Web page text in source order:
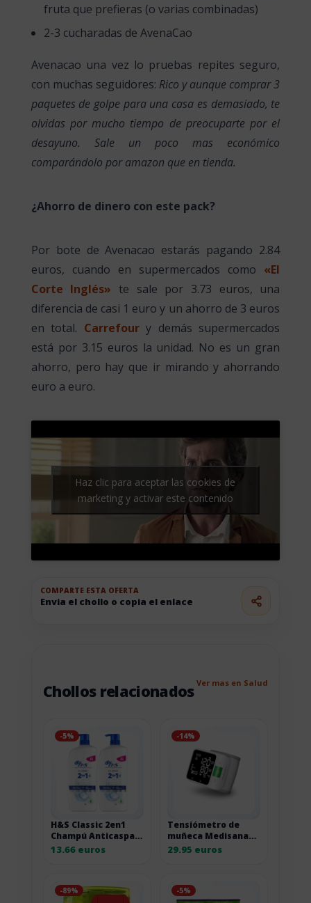
fruta que prefieras (o varias combinadas)
2-3 cucharadas de AvenaCao
Avenacao una vez lo pruebas repites seguro,
con muchas seguidores: Rico y aunque comprar 3
paquetes de golpe para una casa es demasiado, te
olvidas por mucho tiempo de preocuparte por el
desayuno. Sale un poco mas económico
comparándolo por amazon que en tienda.
¿Ahorro de dinero con este pack?
Por bote de Avenacao estarás pagando 2.84
euros, cuando en supermercados como «El
Corte Inglés» te sale por 3.73 euros, una
diferencia de casi 1 euro y un ahorro de 3 euros
en total. Carrefoury demás supermercados
está por 3.15 euros la unidad. No es un gran
ahorro, pero hay que ir mirando y ahorrando
euro a euro.
Haz clic para aceptar las cookies de
marketing y activar este contenido
COMPARTE ESTA OFERTA
Envia el chollo o copia el enlace
Chollos relacionados Ver mas en Salud
-5%
H&S Classic 2en1
Champú Anticaspa
+Acondicionador
13.66 euros
-14%
Tensiómetro de
muñeca Medisana
BW 360 connect
29.95 euros
-89% -5%